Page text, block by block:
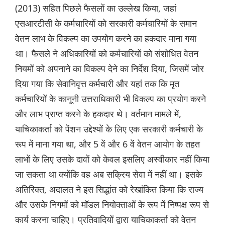
(2013) सहित पिछले फैसलों का उल्लेख किया, जहां
एसआरटीसी के कर्मचारियों को सरकारी कर्मचारियों के समान
वेतन लाभ के विकल्प का उपयोग करने का हकदार माना गया
था। फैसले ने अधिकारियों को कर्मचारियों को संशोधित वेतन
नियमों को अपनाने का विकल्प देने का निर्देश दिया, जिसमें जोर
दिया गया कि सेवानिवृत्त कर्मचारी और यहां तक कि मृत
कर्मचारियों के कानूनी उत्तराधिकारी भी विकल्प का प्रयोग करने
और लाभ प्राप्त करने के हकदार थे। वर्तमान मामले में,
याचिकाकर्ता को पेंशन उद्देश्यों के लिए एक सरकारी कर्मचारी के
रूप में माना गया था, और 5 वें और 6 वें वेतन आयोग के तहत
लाभों के लिए उसके दावों को केवल इसलिए अस्वीकार नहीं किया
जा सकता था क्योंकि वह अब सक्रिय सेवा में नहीं था। इसके
अतिरिक्त, अदालत ने इस सिद्धांत को रेखांकित किया कि राज्य
और उसके निगमों को मॉडल नियोक्ताओं के रूप में निष्पक्ष रूप से
कार्य करना चाहिए। प्रतिवादियों द्वारा याचिकाकर्ता को वेतन